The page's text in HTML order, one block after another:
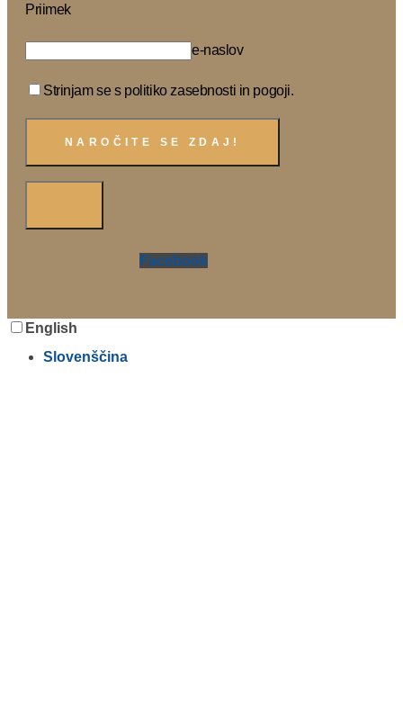
Priimek
e-naslov
Strinjam se s politiko zasebnosti in pogoji.
Facebook
English
Slovenščina